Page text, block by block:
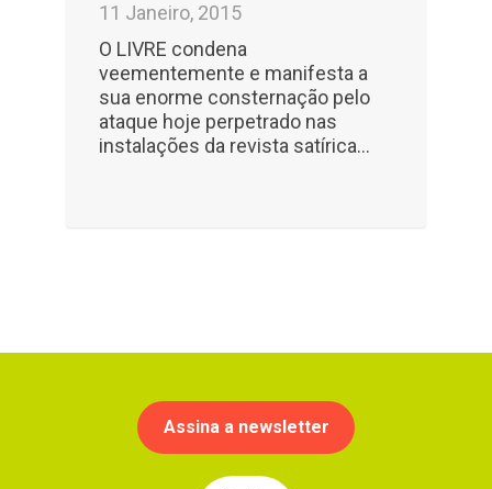
11 Janeiro, 2015
O LIVRE condena
veementemente e manifesta a
sua enorme consternação pelo
ataque hoje perpetrado nas
instalações da revista satírica…
Assina a newsletter